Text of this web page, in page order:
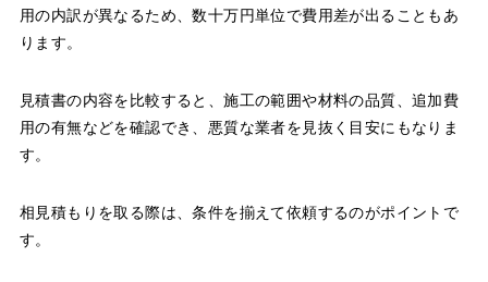
用の内訳が異なるため、数十万円単位で費用差が出ることもあ
ります。
見積書の内容を比較すると、施工の範囲や材料の品質、追加費
用の有無などを確認でき、悪質な業者を見抜く目安にもなりま
す。
相見積もりを取る際は、条件を揃えて依頼するのがポイントで
す。